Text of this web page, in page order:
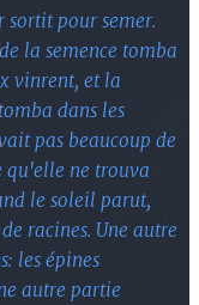
sortit pour semer.
la semence tomba
vinrent, et la
dans les
pas beaucoup de
qu'elle ne trouva
le soleil parut,
racines. Une autre
les épines
autre partie